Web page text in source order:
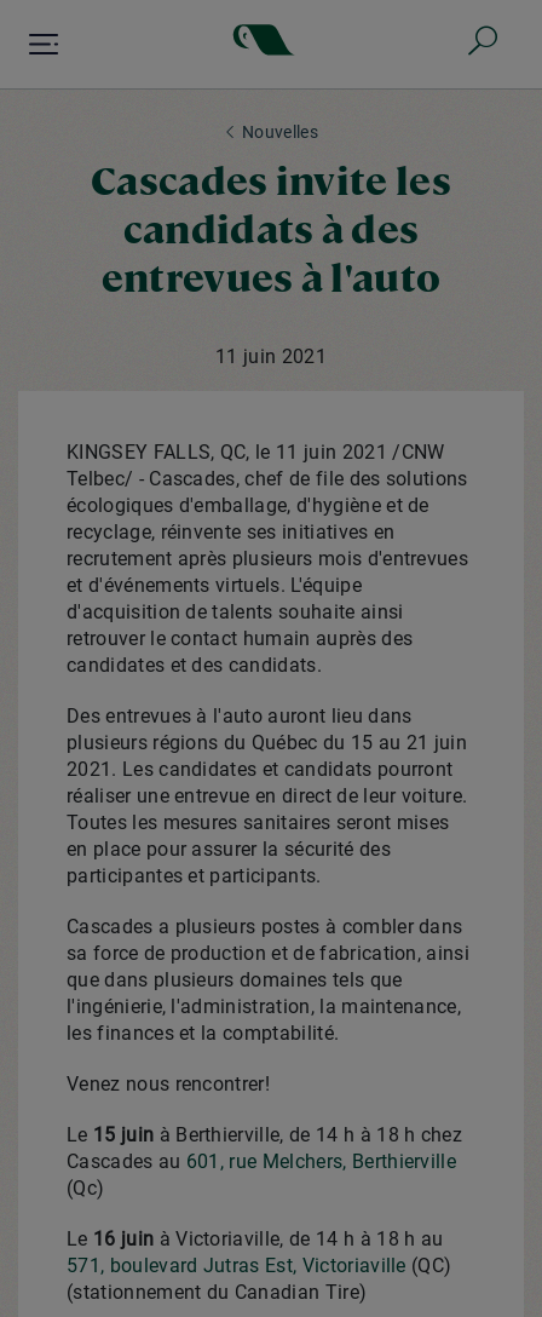
Nouvelles
Cascades invite les
candidats à des
entrevues à l'auto
11 juin 2021
KINGSEY FALLS, QC, le 11 juin 2021 /CNW
Telbec/ - Cascades, chef de file des solutions
écologiques d'emballage, d'hygiène et de
recyclage, réinvente ses initiatives en
recrutement après plusieurs mois d'entrevues
et d'événements virtuels. L'équipe
d'acquisition de talents souhaite ainsi
retrouver le contact humain auprès des
candidates et des candidats.
Des entrevues à l'auto auront lieu dans
plusieurs régions du Québec du 15 au 21 juin
2021. Les candidates et candidats pourront
réaliser une entrevue en direct de leur voiture.
Toutes les mesures sanitaires seront mises
en place pour assurer la sécurité des
participantes et participants.
Cascades a plusieurs postes à combler dans
sa force de production et de fabrication, ainsi
que dans plusieurs domaines tels que
l'ingénierie, l'administration, la maintenance,
les finances et la comptabilité.
Venez nous rencontrer!
Le 15 juin à Berthierville, de 14 h à 18 h chez
Cascades au 601, rue Melchers, Berthierville
(Qc)
Le 16 juin àVictoriaville, de 14 h à 18 h au
571, boulevard Jutras Est, Victoriaville (QC)
(stationnement du Canadian Tire)